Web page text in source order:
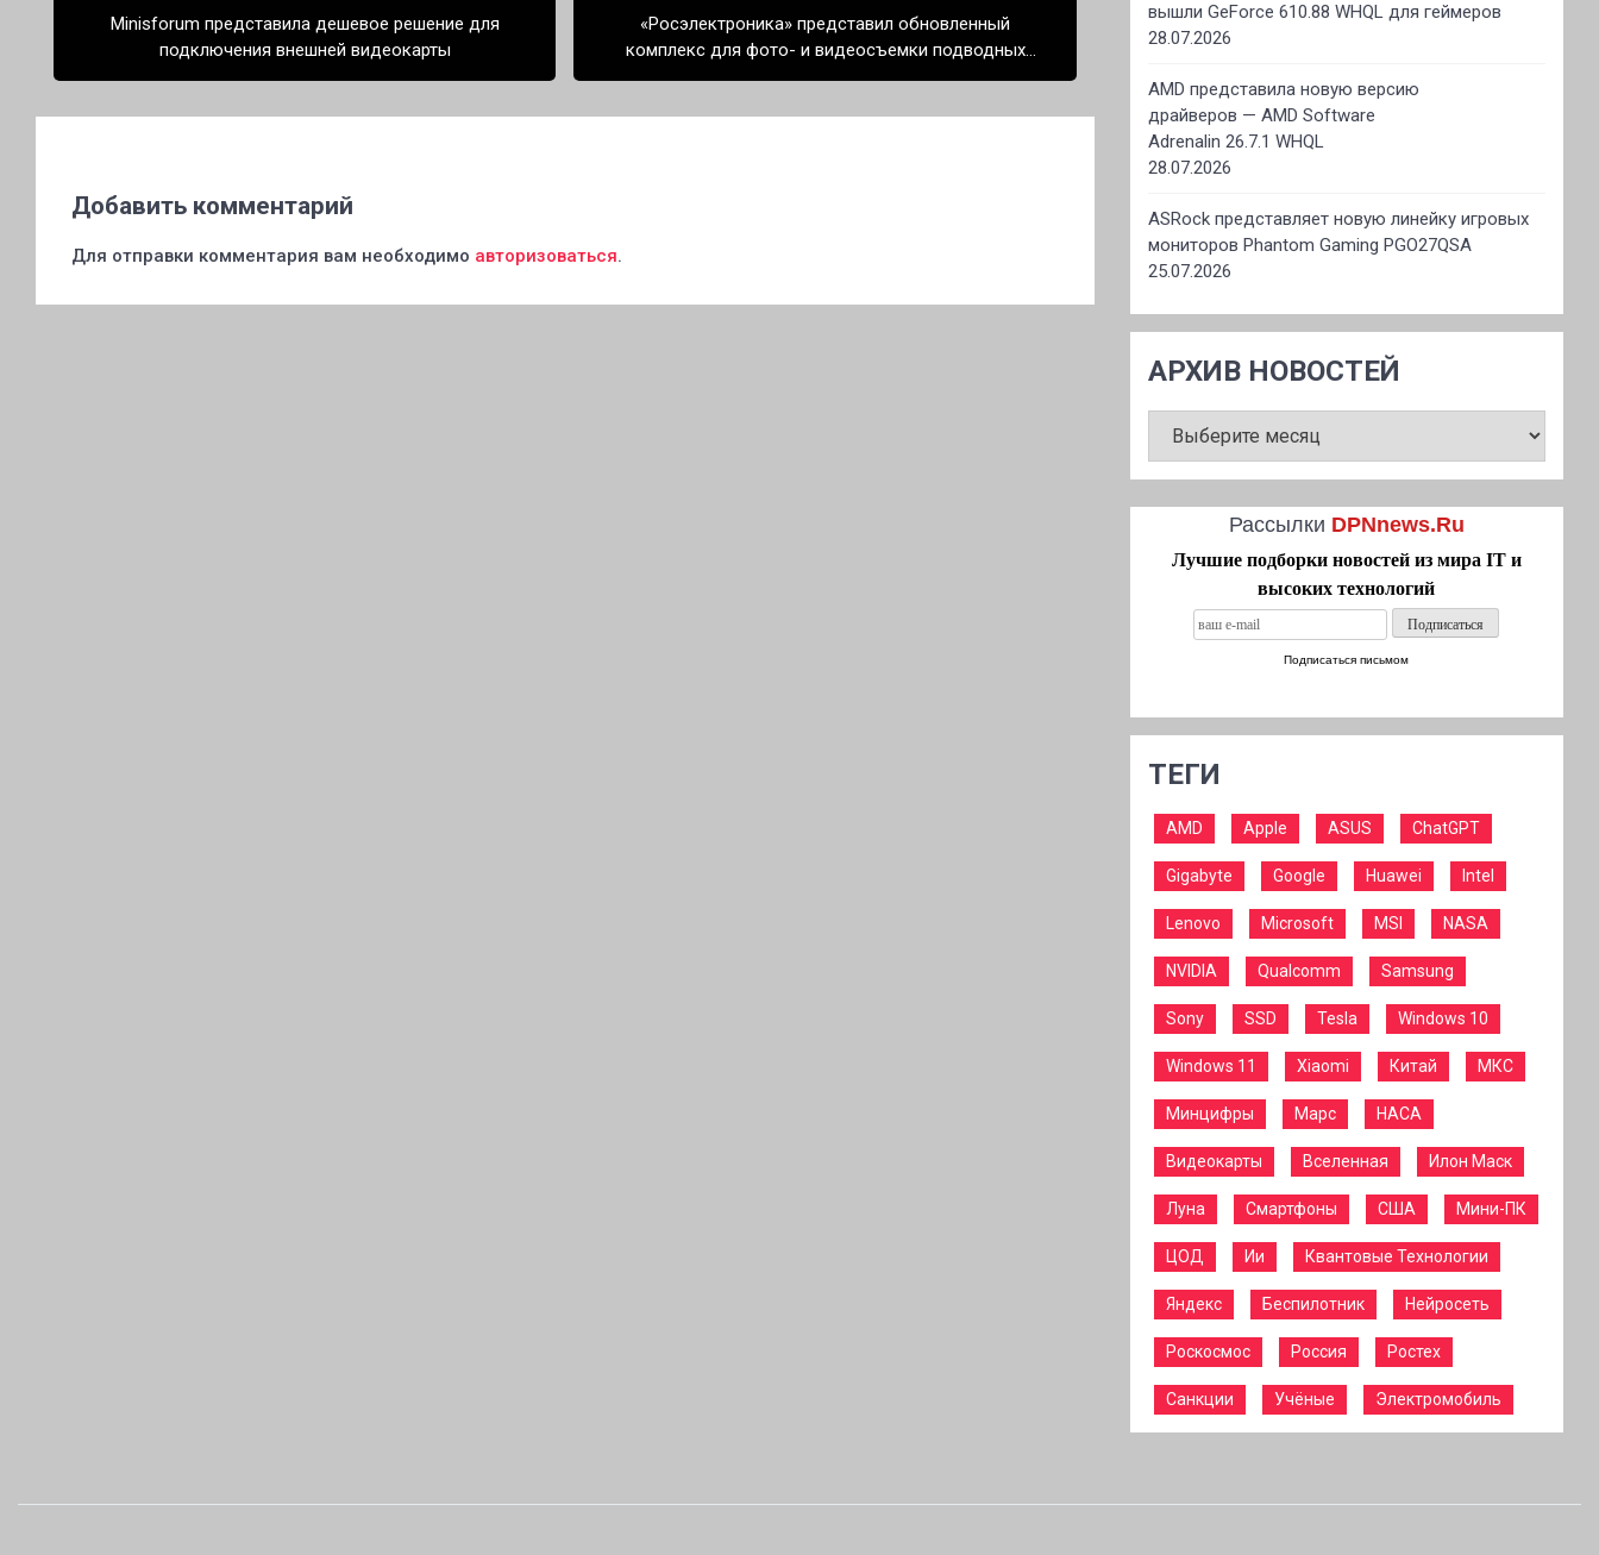
записямMinisforum представила дешевое решение для
подключения внешней видеокарты
«Росэлектроника» представил обновленный
комплекс для фото- и видеосъемки подводных
аппаратов
Добавить комментарий
Для отправки комментария вам необходимо авторизоваться.
вышли GeForce 610.88 WHQL для геймеров
28.07.2026
AMD представила новую версию
драйверов — AMD Software
Adrenalin 26.7.1 WHQL
28.07.2026
ASRock представляет новую линейку игровых
мониторов Phantom Gaming PGO27QSA
25.07.2026
АРХИВ НОВОСТЕЙ
НОВОСТЕЙ
Рассылки DPNnews.Ru
Лучшие подборки новостей из мира IT и
высоких технологий
Подписаться письмом
ТЕГИ
AMD Apple ASUS ChatGPT
Gigabyte Google Huawei Intel
Lenovo Microsoft MSI NASA
NVIDIA Qualcomm Samsung
Sony SSD Tesla Windows 10
Windows 11 Xiaomi Китай МКС
Минцифры Марс НАСА
Видеокарты Вселенная Илон Маск
Луна Смартфоны США Мини-ПК
ЦОД Ии Квантовые Технологии
Яндекс Беспилотник Нейросеть
Роскосмос Россия Ростех
Санкции Учёные Электромобиль